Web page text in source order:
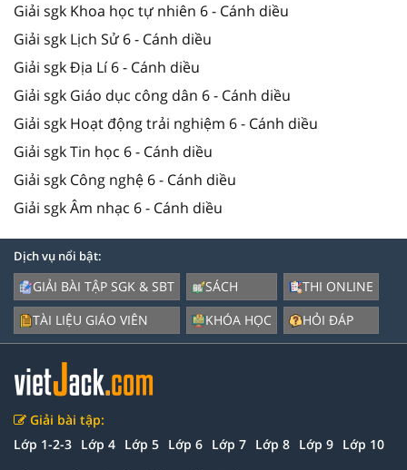
Giải sgk Khoa học tự nhiên 6 - Cánh diều
Giải sgk Lịch Sử 6 - Cánh diều
Giải sgk Địa Lí 6 - Cánh diều
Giải sgk Giáo dục công dân 6 - Cánh diều
Giải sgk Hoạt động trải nghiệm 6 - Cánh diều
Giải sgk Tin học 6 - Cánh diều
Giải sgk Công nghệ 6 - Cánh diều
Giải sgk Âm nhạc 6 - Cánh diều
Dịch vụ nổi bật:
GIẢI BÀI TẬP SGK & SBT
TÀI LIỆU GIÁO VIÊN
SÁCH
KHÓA HỌC
THI ONLINE
HỎI ĐÁP
Giải bài tập:
Lớp 1-2-3 Lớp 4 Lớp 5 Lớp 6 Lớp 7 Lớp 8 Lớp 9 Lớp 10